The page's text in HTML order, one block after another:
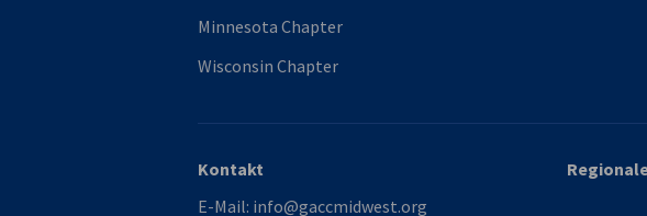
Minnesota Chapter
Wisconsin Chapter
Kontakt
E-Mail: info@gaccmidwest.org